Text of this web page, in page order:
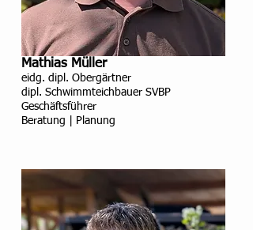
Mathias Müller
eidg. dipl. Obergärtner
dipl. Schwimmteichbauer SVBP
Geschäftsführer
Beratung | Planung